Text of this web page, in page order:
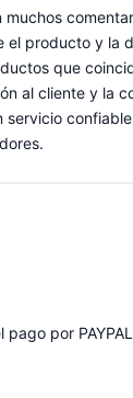
producto y la
que
al cliente y la
por